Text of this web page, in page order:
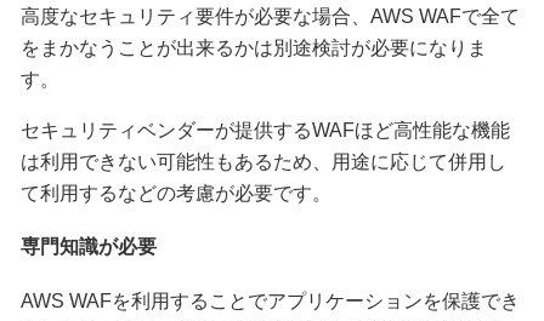
高度なセキュリティ要件が必要な場合、AWS WAFで全て
をまかなうことが出来るかは別途検討が必要になりま
す。
セキュリティベンダーが提供するWAFほど高性能な機能
は利用できない可能性もあるため、用途に応じて併用し
て利用するなどの考慮が必要です。
専門知識が必要
AWS WAFを利用することでアプリケーションを保護でき